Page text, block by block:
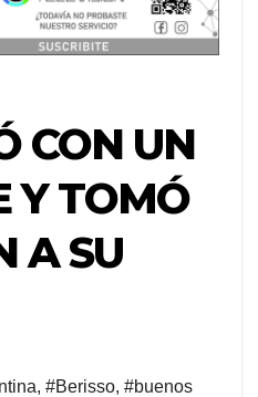
CON UN
Y TOMÓ
A SU
, #Berisso, #buenos